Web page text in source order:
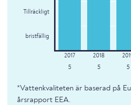
Tillräckligt
bristfällig
5 5 5
*Vattenkvaliteten är baserad på
årsrapport EEA.